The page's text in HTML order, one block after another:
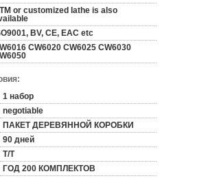
or customized lathe is also
BV, CE, EAC etc
CW6020 CW6025 CW6030
1 набор
negotiable
ПАКЕТ ДЕРЕВЯННОЙ КОРОБКИ
90 дней
T/T
ГОД 200 КОМПЛЕКТОВ